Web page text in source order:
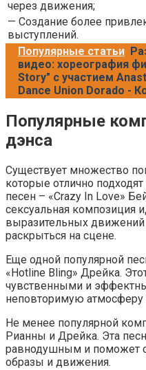
через движения;
— Создание более
выступлений.
Популярные статьи
видео: хореография
Story" с участием
Dance Union Dorado -
Популярные
дэнса
Существует множество
которые отлично
песен – «Crazy In Love»
сексуальная композиция
выразительных
раскрыться на сцене.
Еще одной популярной
«Hotline Bling» Дрейка.
чувственными и
неповторимую атмосферу
Не менее популярной
Рианны и Дрейка. Эта
равнодушным и поможет
образы и движения.